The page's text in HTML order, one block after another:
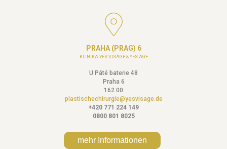
PRAHA (PRAG) 6
KLINIKA YES VISAGE & YES AGE
U Páté baterie 48
Praha 6
162 00
plastischechirurgie@yesvisage.de
+420 771 224 149
0800 801 8025
mehr Informationen